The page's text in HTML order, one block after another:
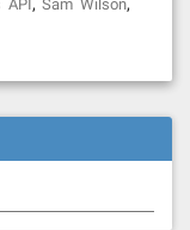
API Sam Wilson